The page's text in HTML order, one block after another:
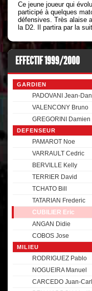
Ce jeune joueur qui
participé à quelques
défensives. Très alaise
la D2. Il partira par la
EFFECTIF 1999/2000
GARDIEN
PADOVANI Jean-
VALENCONY Bruno
GREGORINI Damien
DEFENSEUR
PAMAROT Noe
VARRAULT Cedric
BERVILLE Kelly
TERRIER David
TCHATO Bill
TATARIAN Frederic
CUBILIER Eric
ANGAN Didie
COBOS Jose
MILIEU
RODRIGUEZ Pablo
NOGUEIRA Manuel
CARCEDO Juan-